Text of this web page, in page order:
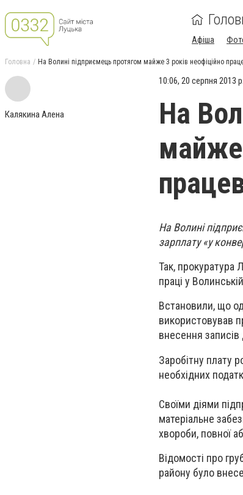
Афіша
Головна На Волині підприємець протягом майже 3 років неофіційно
Калякина Алена
10:06, 20 серпня 2013 р.
На
майже
На Волині
зарплату «у
Так, прокуратура
праці у
Встановили, що
використовував
внесення
Заробітну плату
необхідних
Своїми діями
матеріальне
хвороби, повної
Відомості про
району було